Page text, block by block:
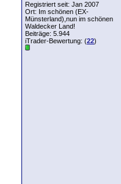
Registriert seit: Jan 2007
Ort: Im schönen (EX-
Münsterland),nun im schönen
Waldecker Land!
Beiträge: 5.944
iTrader-Bewertung: (22)